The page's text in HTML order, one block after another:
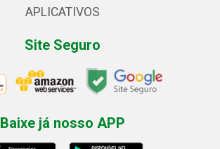
APLICATIVOS
Site Seguro
Baixe já nosso APP